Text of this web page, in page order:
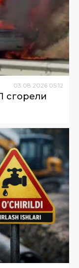
03.08.2026 05:12
сгорели